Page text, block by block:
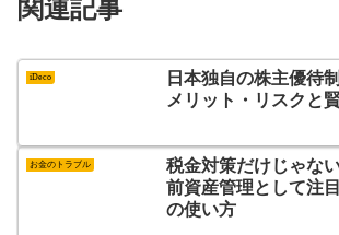
関連記事
iDeco
日本独自の株主優待
メリット・リスクと
お金のトラブル
税金対策だけじゃな
前資産管理として注
の使い方